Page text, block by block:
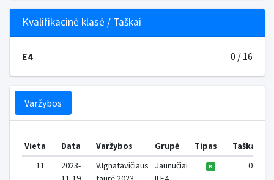
Kvalifikacinė klasė / Taškai
E4 0 / 16
Varžybos
Vieta Data Varžybos Grupė Tipas Taškai
11
2023-
V.Ignatavičiaus
Jaunučiai
K 0